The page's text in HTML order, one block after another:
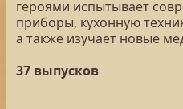
героями испытывает
приборы, кухонную
а также изучает новые
37 выпусков